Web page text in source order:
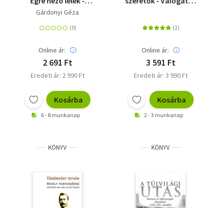
Gárdonyi Géza
Gárdonyi Géza
Online ár:
2 691 Ft
Eredeti ár: 2 990 Ft
Kosárba
6 - 8 munkanap
Online ár:
3 591 Ft
Eredeti ár: 3 990 Ft
Kosárba
2 - 3 munkanap
KÖNYV KÖNYV